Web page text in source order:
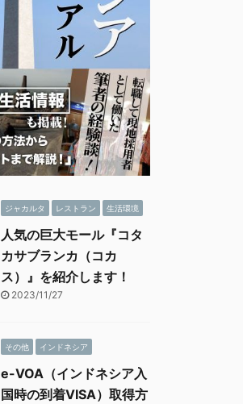
ジャカルタ レストラン 生活環境
人気の巨大モール『コタ
カサブランカ（コカ
ス）』を紹介します！
2023/11/27
その他 インドネシア
e-VOA（インドネシア入
国時の到着VISA）取得方